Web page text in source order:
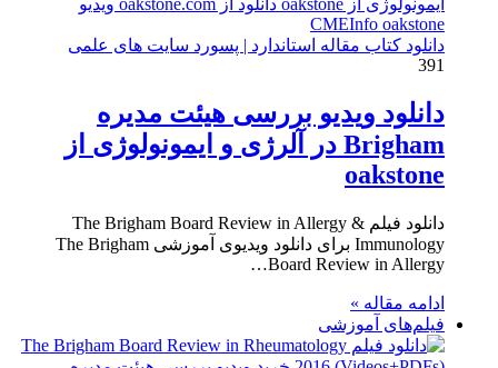
دانلود کتاب مقاله استاندارد | پسورد سایت های علمی
391
دانلود ویدیو بررسی هیئت مدیره
Brigham در آلرژی و ایمونولوژی از
oakstone
دانلود فیلم The Brigham Board Review in Allergy &
Immunology برای دانلود ویدیوی آموزشی The Brigham
Board Review in Allergy…
ادامه مقاله »
فیلم‌های آموزشی